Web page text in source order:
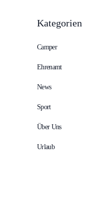
Kategorien
Camper
Ehrenamt
News
Sport
Über Uns
Urlaub